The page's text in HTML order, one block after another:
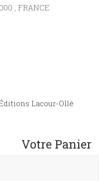
, FRANCE
Lacour-Ollé
Votre Panier